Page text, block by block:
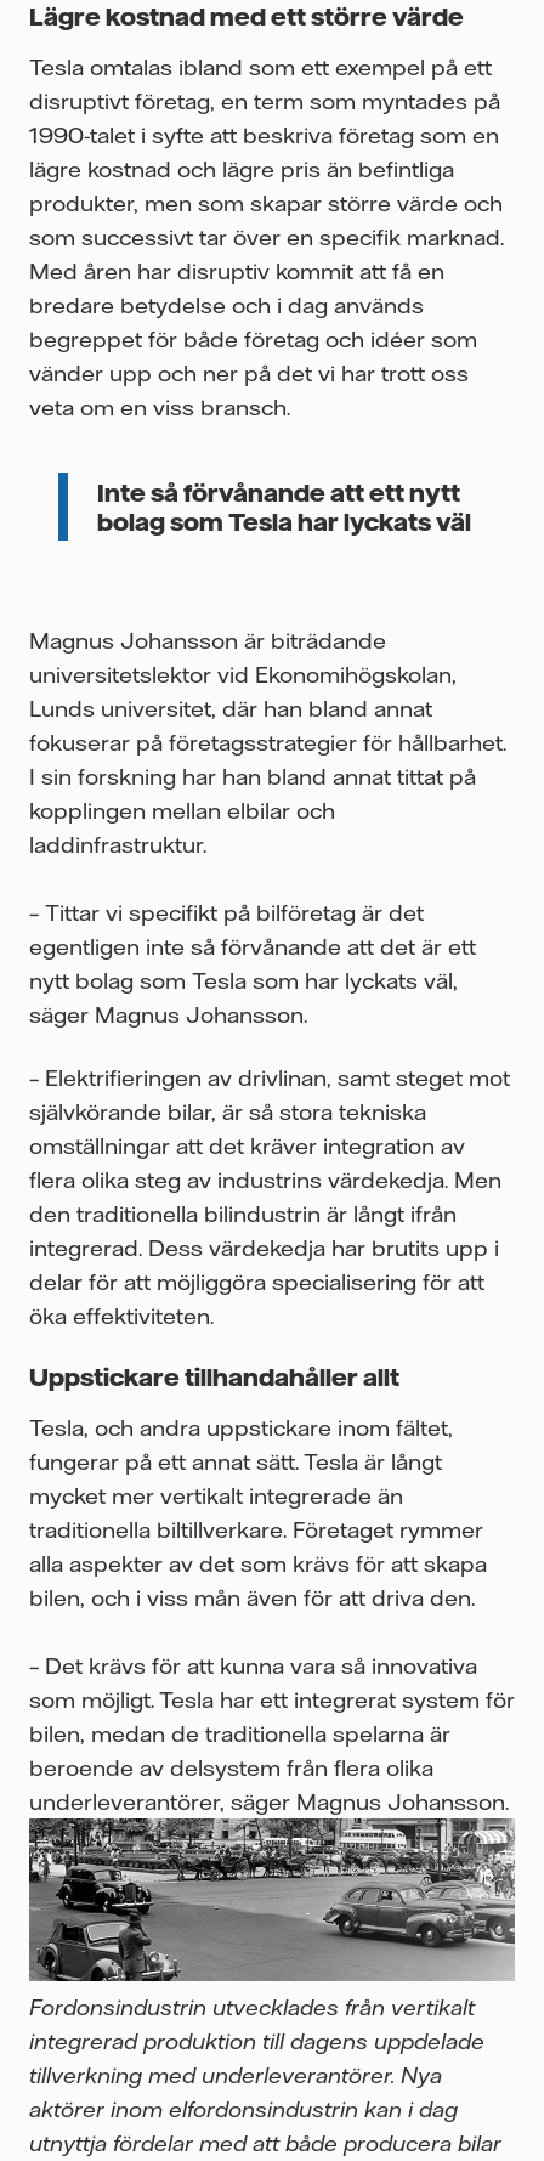
Lägre kostnad med ett större värde
Tesla omtalas ibland som ett exempel på ett
disruptivt företag, en term som myntades på
1990-talet i syfte att beskriva företag som en
lägre kostnad och lägre pris än befintliga
produkter, men som skapar större värde och
som successivt tar över en specifik marknad.
Med åren har disruptiv kommit att få en
bredare betydelse och i dag används
begreppet för både företag och idéer som
vänder upp och ner på det vi har trott oss
veta om en viss bransch.
Inte så förvånande att ett nytt
bolag som Tesla har lyckats väl
Magnus Johansson är biträdande
universitetslektor vid Ekonomihögskolan,
Lunds universitet, där han bland annat
fokuserar på företagsstrategier för hållbarhet.
I sin forskning har han bland annat tittat på
kopplingen mellan elbilar och
laddinfrastruktur.
– Tittar vi specifikt på bilföretag är det
egentligen inte så förvånande att det är ett
nytt bolag som Tesla som har lyckats väl,
säger Magnus Johansson.
– Elektrifieringen av drivlinan, samt steget mot
självkörande bilar, är så stora tekniska
omställningar att det kräver integration av
flera olika steg av industrins värdekedja. Men
den traditionella bilindustrin är långt ifrån
integrerad. Dess värdekedja har brutits upp i
delar för att möjliggöra specialisering för att
öka effektiviteten.
Uppstickare tillhandahåller allt
Tesla, och andra uppstickare inom fältet,
fungerar på ett annat sätt. Tesla är långt
mycket mer vertikalt integrerade än
traditionella biltillverkare. Företaget rymmer
alla aspekter av det som krävs för att skapa
bilen, och i viss mån även för att driva den.
– Det krävs för att kunna vara så innovativa
som möjligt. Tesla har ett integrerat system för
bilen, medan de traditionella spelarna är
beroende av delsystem från flera olika
underleverantörer, säger Magnus Johansson.
Fordonsindustrin utvecklades från vertikalt
integrerad produktion till dagens uppdelade
tillverkning med underleverantörer. Nya
aktörer inom elfordonsindustrin kan i dag
utnyttja fördelar med att både producera bilar